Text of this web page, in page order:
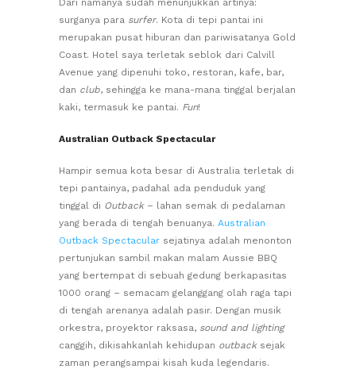
Dari namanya sudah menunjukkan artinya:
surganya para surfer. Kota di tepi pantai ini
merupakan pusat hiburan dan pariwisatanya Gold
Coast. Hotel saya terletak seblok dari Calvill
Avenue yang dipenuhi toko, restoran, kafe, bar,
dan club, sehingga ke mana-mana tinggal berjalan
kaki, termasuk ke pantai. Fun!
Australian Outback Spectacular
Hampir semua kota besar di Australia terletak di
tepi pantainya, padahal ada penduduk yang
tinggal di Outback– lahan semak di pedalaman
yang berada di tengah benuanya. Australian
Outback Spectacular sejatinya adalah menonton
pertunjukan sambil makan malam Aussie BBQ
yang bertempat di sebuah gedung berkapasitas
1000 orang – semacam gelanggang olah raga tapi
di tengah arenanya adalah pasir. Dengan musik
orkestra, proyektor raksasa, sound and lighting
canggih, dikisahkanlah kehidupan outback sejak
zaman perangsampai kisah kuda legendaris.